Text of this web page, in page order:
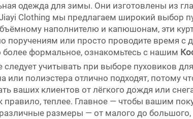
одежда для зимы. Они изготовлены из
Clothing мы предлагаем широкий выбор
наполнителю и капюшонам, эти
поручениям или просто проводите время
формальное, ознакомьтесь с нашим
учитывать при выборе пуховиков
или полиэстера отлично подходят,
ваших клиентов от лёгкого дождя или
правило, теплее. Главное — чтобы вашим
размеры — от малого до